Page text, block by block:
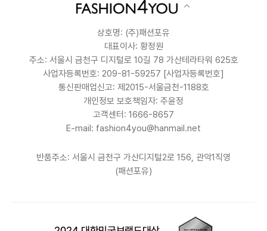
상호명: (주)패션포유
대표이사: 황정원
주소: 서울시 금천구 디지털로 10길 78 가산테라타워 625호
사업자등록번호: 209-81-59257 [사업자등록번호]
통신판매업신고: 제2015-서울금천-1188호
개인정보 보호책임자: 주윤정
고객센터: 1666-8657
E-mail: fashion4you@hanmail.net
반품주소: 서울시 금천구 가산디지털2로 156, 관악1직영
(패션포유)